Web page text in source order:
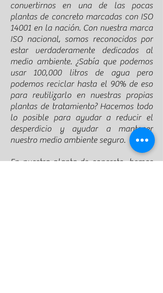
convertirnos en una de las pocas
plantas de concreto marcadas con ISO
14001 en la nación. Con nuestra marca
ISO nacional, somos reconocidos por
estar verdaderamente dedicados al
medio ambiente. ¿Sabía que podemos
usar 100,000 litros de agua pero
podemos reciclar hasta el 90% de eso
para reutilizarlo en nuestras propias
plantas de tratamiento? Hacemos todo
lo posible para ayudar a reducir el
desperdicio y ayudar a mantener
nuestro medio ambiente seguro.
En nuestra planta de concreto, hemos